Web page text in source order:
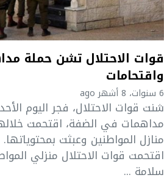
قوات الاحتلال تشن حملة
واقتحامات
6 سنوات، 8 أشهر ago
شنت قوات الاحتلال، فجر اليوم
مداهمات في الضفة، اقتحمت
منازل المواطنين وعبثت
اقتحمت قوات الاحتلال منزلي
سلامة ...